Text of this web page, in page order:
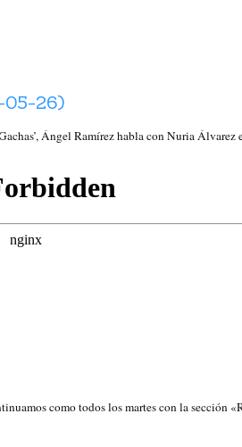
05-26)
Ángel Ramírez habla con Nuria
como todos los martes con la sección